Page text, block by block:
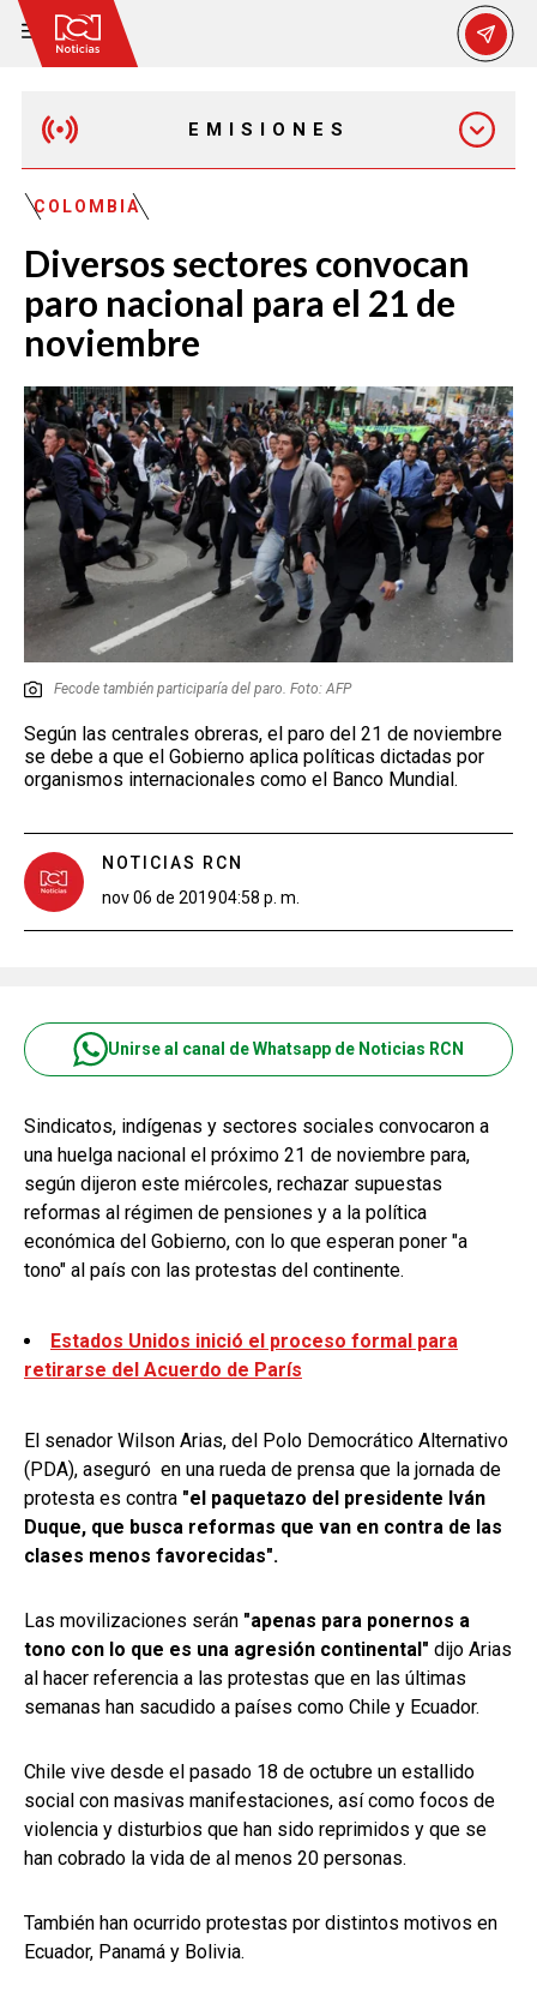
EMISIONES
EMISIÓN 7:00 PM
COLOMBIA
Diversos sectores convocan
paro nacional para el 21 de
noviembre
Fecode también participaría del paro. Foto: AFP
Según las centrales obreras, el paro del 21 de noviembre
se debe a que el Gobierno aplica políticas dictadas por
organismos internacionales como el Banco Mundial.
NOTICIAS RCN
nov 06 de 201904:58 p. m.
Unirse al canal de Whatsapp de Noticias RCN
Sindicatos, indígenas y sectores sociales convocaron a
una huelga nacional el próximo 21 de noviembre para,
según dijeron este miércoles, rechazar supuestas
reformas al régimen de pensiones y a la política
económica del Gobierno, con lo que esperan poner "a
tono" al país con las protestas del continente.
Estados Unidos inició el proceso formal para
retirarse del Acuerdo de París
El senador Wilson Arias, del Polo Democrático Alternativo
(PDA), aseguró en una rueda de prensa que la jornada de
protesta es contra "el paquetazo del presidente Iván
Duque, que busca reformas que van en contra de las
clases menos favorecidas".
Las movilizaciones serán "apenas para ponernos a
tono con lo que es una agresión continental" dijo Arias
al hacer referencia a las protestas que en las últimas
semanas han sacudido a países como Chile y Ecuador.
Chile vive desde el pasado 18 de octubre un estallido
social con masivas manifestaciones, así como focos de
violencia y disturbios que han sido reprimidos y que se
han cobrado la vida de al menos 20 personas.
También han ocurrido protestas por distintos motivos en
Ecuador, Panamá y Bolivia.